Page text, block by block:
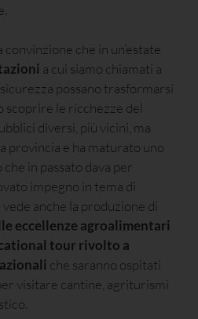
convinzione che in un’estate
a cui siamo chiamati a
possano trasformarsi
scoprire le ricchezze del
diversi, più vicini, ma
provincia e ha maturato uno
in passato dava per
impegno in tema di
anche la produzione di
eccellenze agroalimentari
tour rivolto a
che saranno ospitati
visitare cantine, agriturismi